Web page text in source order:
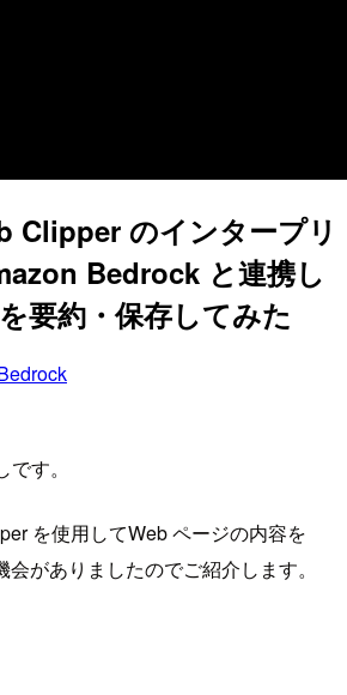
Clipper のインタープリ
Bedrock と連携し
要約・保存してみた
す。
を使用してWeb ページの内容を
がありましたのでご紹介します。